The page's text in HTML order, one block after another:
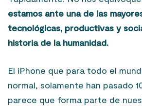
estamos ante una de las
tecnológicas, productivas y
historia de la humanidad.
El iPhone que para todo el
normal, solamente han pasado
parece que forma parte de